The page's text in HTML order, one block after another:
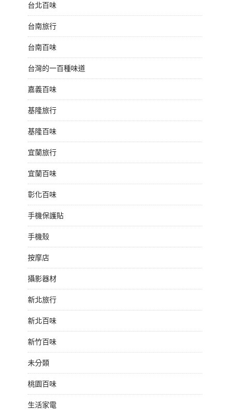
台北百味
台南旅行
台南百味
台灣的一百種味道
嘉義百味
基隆旅行
基隆百味
宜蘭旅行
宜蘭百味
彰化百味
手機保護貼
手機殼
按摩店
攝影器材
新北旅行
新北百味
新竹百味
未分類
桃園百味
生活家電